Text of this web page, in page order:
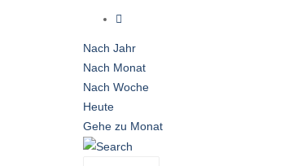
Nach Jahr
Nach Monat
Nach Woche
Heute
Gehe zu Monat